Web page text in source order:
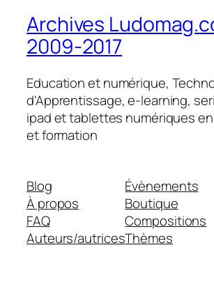
Archives
2009-2017
Education et numérique,
d'Apprentissage, e-learning,
ipad et tablettes numériques
et formation
Blog
À propos
FAQ
Auteurs/autrices
Évènements
Boutique
Compositions
Thèmes